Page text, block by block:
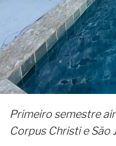
Primeiro semestre
Corpus Christi e São